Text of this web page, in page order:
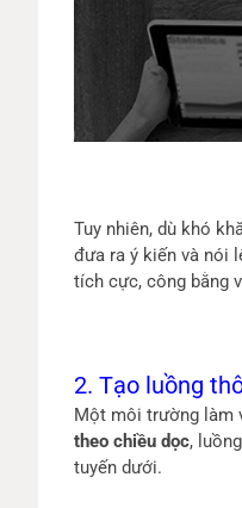
Tuy nhiên, dù khó
đưa ra ý kiến và nói
tích cực, công bằng
2. Tạo luồng
Một môi trường làm
theo chiều dọc,
tuyến dưới.